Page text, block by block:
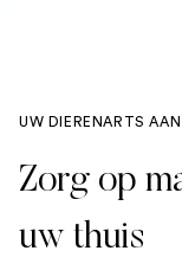
UW DIERENARTS
Zorg op
uw thuis